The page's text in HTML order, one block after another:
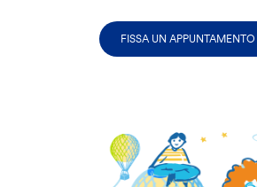
FISSA UN APPUNTAMENTO